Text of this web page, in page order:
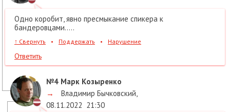
Одно коробит, явно пресмыкание спикера к
бандеровцами.....
↑ Свернуть • Поддержать • Нарушение
Ответить
№4 Марк Козыренко
→
Владимир Бычковский,
08.11.2022 21:30